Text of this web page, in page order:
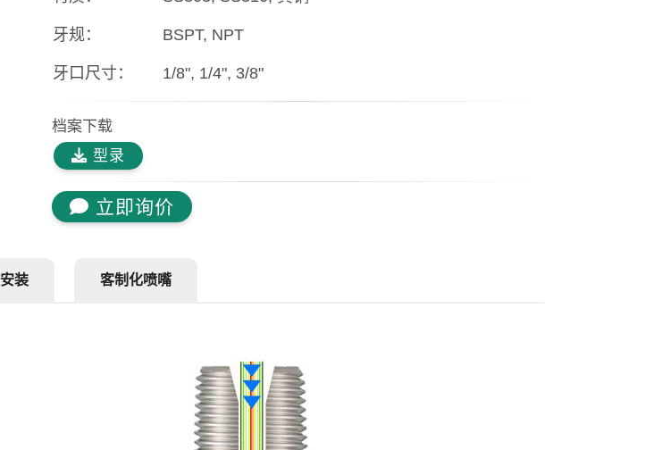
牙规： BSPT, NPT
牙口尺寸： 1/8", 1/4", 3/8"
档案下载
型录
立即询价
安装 客制化喷嘴